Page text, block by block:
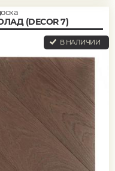
(DECOR 7)
В НАЛИЧИИ